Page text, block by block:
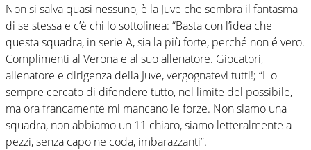
Non si salva quasi nessuno, è la Juve che sembra il fantasma
di se stessa e c’è chi lo sottolinea: “Basta con l’idea che
questa squadra, in serie A, sia la più forte, perché non é vero.
Complimenti al Verona e al suo allenatore. Giocatori,
allenatore e dirigenza della Juve, vergognatevi tutti!; “Ho
sempre cercato di difendere tutto, nel limite del possibile,
ma ora francamente mi mancano le forze. Non siamo una
squadra, non abbiamo un 11 chiaro, siamo letteralmente a
pezzi, senza capo ne coda, imbarazzanti”.